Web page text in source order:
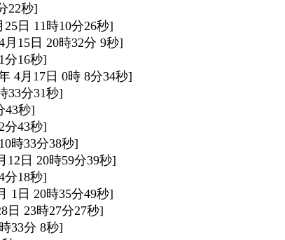
22秒]
日 11時10分26秒]
月15日 20時32分 9秒]
分16秒]
4月17日 0時 8分34秒]
33分31秒]
43秒]
分43秒]
時33分38秒]
12日 20時59分39秒]
分18秒]
1日 20時35分49秒]
日 23時27分27秒]
33分 8秒]